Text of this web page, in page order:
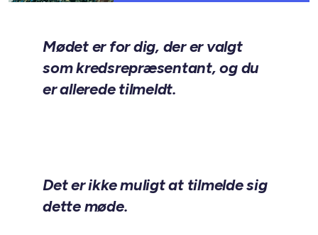
Mødet er for dig, der er valgt
som kredsrepræsentant, og du
er allerede tilmeldt.
Det er ikke muligt at tilmelde sig
dette møde.